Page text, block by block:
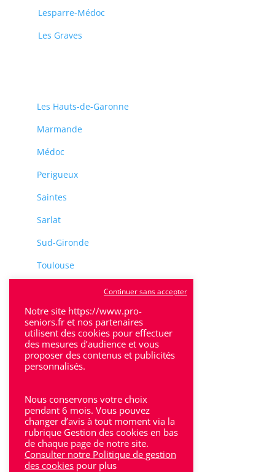
Lesparre-Médoc
Les Graves
Les Hauts-de-Garonne
Marmande
Médoc
Perigueux
Saintes
Sarlat
Sud-Gironde
Toulouse
Villeneuve-Sur-Lot
Bron
Lyon
Lyon 6
Notre site https://www.pro-
seniors.fr et nos partenaires
utilisent des cookies pour effectuer
des mesures d’audience et vous
proposer des contenus et publicités
personnalisés.
Nous conservons votre choix
pendant 6 mois. Vous pouvez
changer d’avis à tout moment via la
rubrique Gestion des cookies en bas
de chaque page de notre site.
Consulter notre Politique de gestion
des cookies pour plus
Continuer sans accepter